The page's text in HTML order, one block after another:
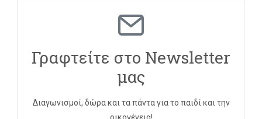
Γραφτείτε στο Newsletter
μας
Διαγωνισμοί, δώρα και τα πάντα για το παιδί και την